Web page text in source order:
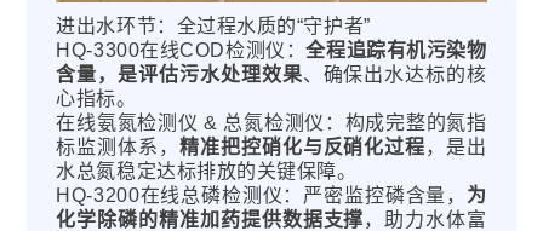
进出水环节：全过程水质的“守护者”
HQ-3300在线COD检测仪：全程追踪有机污染物
含量，是评估污水处理效果、确保出水达标的核
心指标。
在线氨氮检测仪 & 总氮检测仪：构成完整的氮指
标监测体系， 精准把控硝化与反硝化过程，是出
水总氮稳定达标排放的关键保障。
HQ-3200在线总磷检测仪：严密监控磷含量， 为
化学除磷的精准加药提供数据支撑，助力水体富